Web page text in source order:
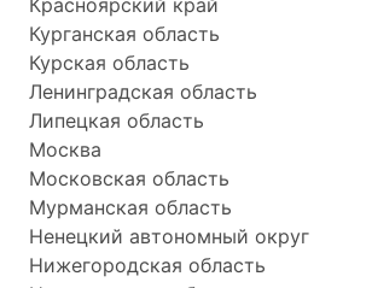
Красноярский край
Курганская область
Курская область
Ленинградская область
Липецкая область
Москва
Московская область
Мурманская область
Ненецкий автономный округ
Нижегородская область